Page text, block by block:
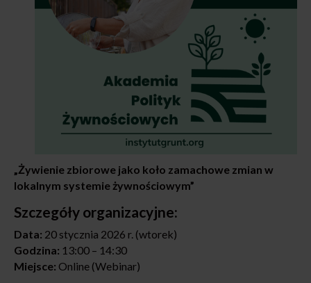
„Żywienie zbiorowe jako koło zamachowe zmian w
lokalnym systemie żywnościowym”
Szczegóły organizacyjne:
Data: 20 stycznia 2026 r. (wtorek)
Godzina: 13:00 – 14:30
Miejsce: Online (Webinar)